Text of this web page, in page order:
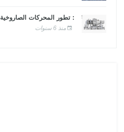
: تطور المحركات الصاروخية
منذ 6 سنوات